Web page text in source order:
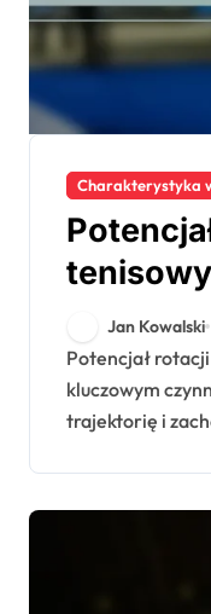
Charakterystyka
gracza,
Jan Kowalski
Potencjał rotacji piłek tenisowych jest
kluczowym
trajektorię i